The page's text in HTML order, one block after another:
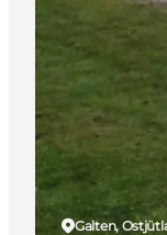
Galten,